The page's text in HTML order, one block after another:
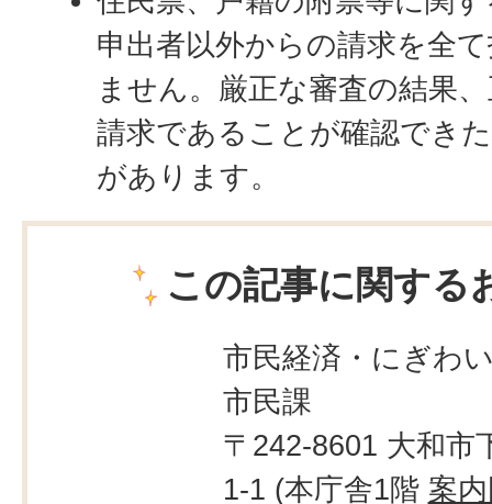
申出者以外からの請求を全
ません。厳正な審査の結果
請求であることが確認でき
があります。
この記事に関する
市民経済・にぎわ
市民課
〒242-8601 大和市
1-1 (本庁舎1階 案